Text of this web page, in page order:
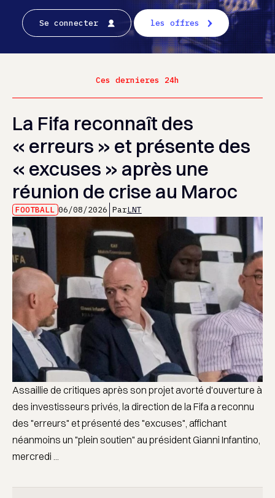
Se connecter les offres
Ces dernieres 24h
La Fifa reconnaît des
« erreurs » et présente des
« excuses » après une
réunion de crise au Maroc
FOOTBALL 06/08/2026 ParLNT
Assaillie de critiques après son projet avorté d'ouverture à
des investisseurs privés, la direction de la Fifa a reconnu
des "erreurs" et présenté des "excuses", affichant
néanmoins un "plein soutien" au président Gianni Infantino,
mercredi ...